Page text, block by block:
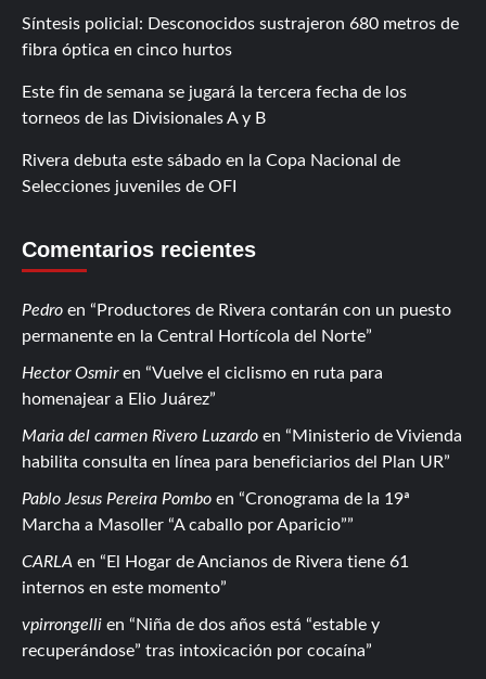
Síntesis policial: Desconocidos sustrajeron 680 metros de
fibra óptica en cinco hurtos
Este fin de semana se jugará la tercera fecha de los
torneos de las Divisionales A y B
Rivera debuta este sábado en la Copa Nacional de
Selecciones juveniles de OFI
Comentarios recientes
Pedro en
Productores de Rivera contarán con un puesto
permanente en la Central Hortícola del Norte
Hector Osmiren
Vuelve el ciclismo en ruta para
homenajear a Elio Juárez
Maria del carmen Rivero Luzardo en
Ministerio de Vivienda
habilita consulta en línea para beneficiarios del Plan UR
Pablo Jesus Pereira Pombo en
Cronograma de la 19ª
Marcha a Masoller “A caballo por Aparicio”
CARLA en
El Hogar de Ancianos de Rivera tiene 61
internos en este momento
vpirrongelli en
Niña de dos años está “estable y
recuperándose” tras intoxicación por cocaína